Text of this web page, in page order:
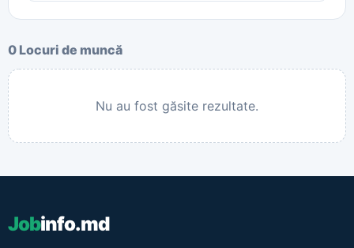
0 Locuri de muncă
Nu au fost găsite rezultate.
Jobinfo.md